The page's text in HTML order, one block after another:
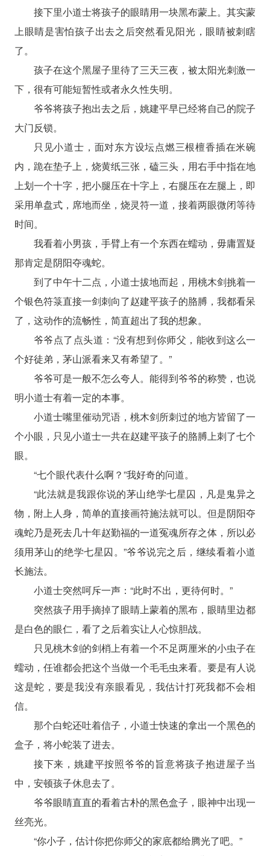
接下里小道士将孩子的眼睛用一块黑布蒙上。其实蒙
上眼睛是害怕孩子出去之后突然看见阳光，眼睛被刺瞎
了。
孩子在这个黑屋子里待了三天三夜，被太阳光刺激一
下，很有可能短暂性或者永久性失明。
爷爷将孩子抱出去之后，姚建平早已经将自己的院子
大门反锁。
只见小道士，面对东方设坛点燃三根檀香插在米碗
内，跪在垫子上，烧黄纸三张，磕三头，用右手中指在地
上划一个十字，把小腿压在十字上，右腿压在左腿上，即
采用单盘式，席地而坐，烧灵符一道，接着两眼微闭等待
时间。
我看着小男孩，手臂上有一个东西在蠕动，毋庸置疑
那肯定是阴阳夺魂蛇。
到了中午十二点，小道士拔地而起，用桃木剑挑着一
个银色符箓直接一剑刺向了赵建平孩子的胳膊，我都看呆
了，这动作的流畅性，简直超出了我的想象。
爷爷点了点头道：“没有想到你师父，能收到这么一
个好徒弟，茅山派看来又有希望了。”
爷爷可是一般不怎么夸人。能得到爷爷的称赞，也说
明小道士有着一定的本事。
小道士嘴里催动咒语，桃木剑所刺过的地方皆留了一
个小眼，只见小道士一共在赵建平孩子的胳膊上刺了七个
眼。
“七个眼代表什么啊？”我好奇的问道。
“此法就是我跟你说的茅山绝学七星囚，凡是鬼异之
物，附上人身，简单的直接画符施法就可以。但是阴阳夺
魂蛇乃是死去几十年赵勤福的一道冤魂所存之体，所以必
须用茅山的绝学七星囚。”爷爷说完之后，继续看着小道
长施法。
小道士突然呵斥一声：“此时不出，更待何时。”
突然孩子用手摘掉了眼睛上蒙着的黑布，眼睛里边都
是白色的眼仁，看了之后着实让人心惊胆战。
只见桃木剑的剑梢上有着一个不足两厘米的小虫子在
蠕动，任谁都会把这个当做一个毛毛虫来看。要是有人说
这是蛇，要是我没有亲眼看见，我估计打死我都不会相
信。
那个白蛇还吐着信子，小道士快速的拿出一个黑色的
盒子，将小蛇装了进去。
接下来，姚建平按照爷爷的旨意将孩子抱进屋子当
中，安顿孩子休息去了。
爷爷眼睛直直的看着古朴的黑色盒子，眼神中出现一
丝亮光。
“你小子，估计你把你师父的家底都给腾光了吧。”